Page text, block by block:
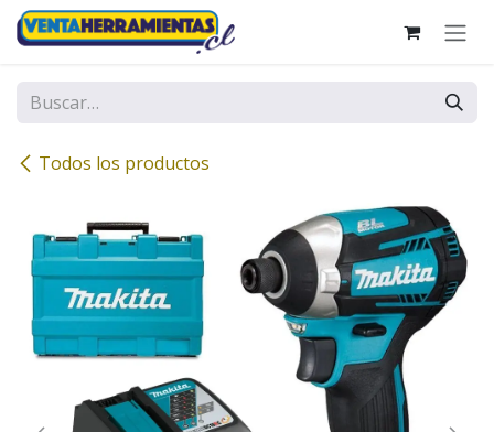
Ir al contenido
Todos los productos